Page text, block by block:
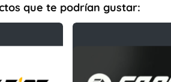
que te podrían gustar: